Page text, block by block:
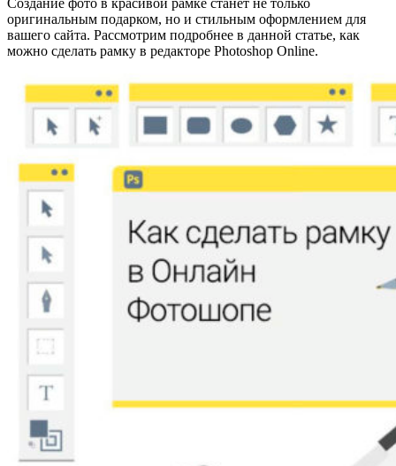
оригинальным подарком, но и стильным оформлением для
вашего сайта. Рассмотрим подробнее в данной статье, как
можно сделать рамку в редакторе Photoshop Online.